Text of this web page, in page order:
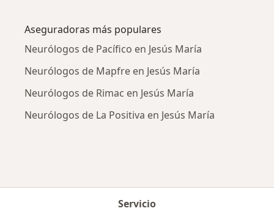
Aseguradoras más populares
Neurólogos de Pacífico en Jesús María
Neurólogos de Mapfre en Jesús María
Neurólogos de Rimac en Jesús María
Neurólogos de La Positiva en Jesús María
Servicio